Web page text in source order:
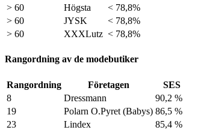
> 60
Högsta
< 78,8%
> 60
JYSK
< 78,8%
> 60
XXXLutz < 78,8%
Rangordning av de modebutiker
Rangordning Företagen
SES
8
Dressmann
90,2 %
19
Polarn O.Pyret (Babys) 86,5 %
23
Lindex
85,4 %